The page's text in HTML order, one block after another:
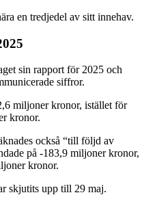
en tredjedel av sitt innehav.
sin rapport för 2025 och
siffror.
miljoner kronor, istället för
kronor.
också “till följd av
på -183,9 miljoner kronor,
kronor.
skjutits upp till 29 maj.